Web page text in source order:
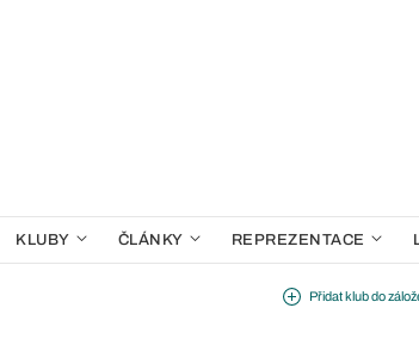
KLUBY ČLÁNKY REPREZENTACE
Přidat klub do